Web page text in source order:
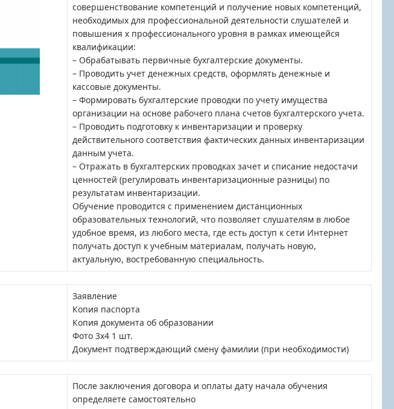
совершенствование компетенций и получение новых компетенций,
необходимых для профессиональной деятельности слушателей и
повышения х профессионального уровня в рамках имеющейся
квалификации:
– Обрабатывать первичные бухгалтерские документы.
– Проводить учет денежных средств, оформлять денежные и
кассовые документы.
– Формировать бухгалтерские проводки по учету имущества
организации на основе рабочего плана счетов бухгалтерского учета.
– Проводить подготовку к инвентаризации и проверку
действительного соответствия фактических данных инвентаризации
данным учета.
– Отражать в бухгалтерских проводках зачет и списание недостачи
ценностей (регулировать инвентаризационные разницы) по
результатам инвентаризации.
Обучение проводится с применением дистанционных
образовательных технологий, что позволяет слушателям в любое
удобное время, из любого места, где есть доступ к сети Интернет
получать доступ к учебным материалам, получать новую,
актуальную, востребованную специальность.
Заявление
Копия паспорта
Копия документа об образовании
Фото 3х4 1 шт.
Документ подтверждающий смену фамилии (при необходимости)
После заключения договора и оплаты дату начала обучения
определяете самостоятельно